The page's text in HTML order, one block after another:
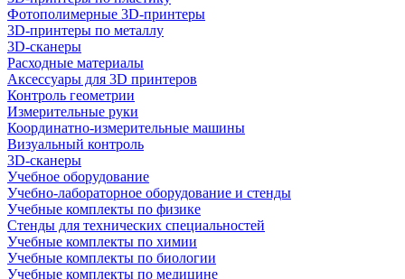
Фотополимерные 3D-принтеры
3D-принтеры по металлу
3D-сканеры
Расходные материалы
Аксессуары для 3D принтеров
Контроль геометрии
Измерительные руки
Координатно-измерительные машины
Визуальный контроль
3D-сканеры
Учебное оборудование
Учебно-лабораторное оборудование и стенды
Учебные комплекты по физике
Стенды для технических специальностей
Учебные комплекты по химии
Учебные комплекты по биологии
Учебные комплекты по медицине